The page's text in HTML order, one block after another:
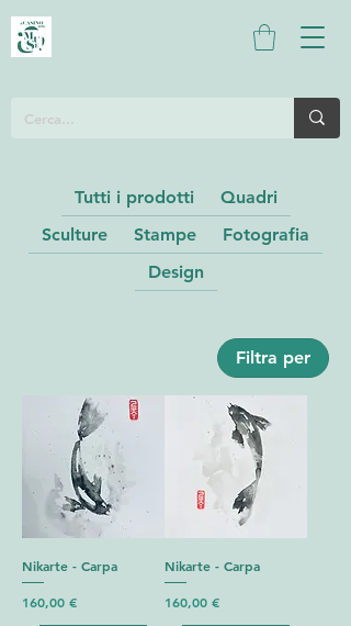
Tutti i prodotti
Quadri
Sculture
Stampe
Fotografia
Design
Filtra per
Nikarte - Carpa
Prezzo
160,00 €
Nikarte - Carpa
Prezzo
160,00 €